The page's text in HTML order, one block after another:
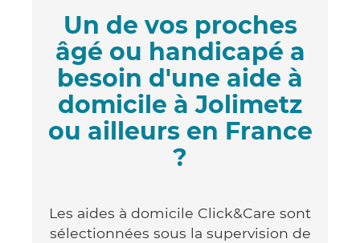
Un de vos proches
âgé ou handicapé a
besoin d'une aide à
domicile à Jolimetz
ou ailleurs en France
?
Les aides à domicile Click&Care sont
sélectionnées sous la supervision de